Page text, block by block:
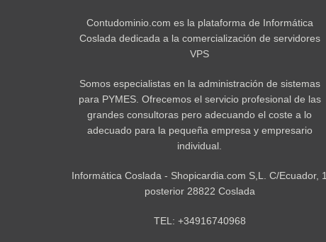
Contudominio.com es la plataforma de Informática
Coslada dedicada a la comercialización de servidores
VPS
Somos especialistas en la administración de sistemas
para PYMES. Ofrecemos el servicio profesional de las
grandes consultoras pero adecuando el coste a lo
adecuado para la pequeña empresa y empresario
individual.
Informática Coslada - Shopicardia.com S,L. C/Ecuador, 1
posterior 28822 Coslada
TEL: +34916740968